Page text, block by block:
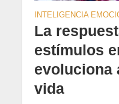
INTELIGENCIA
La
estímulos
evoluciona
vida